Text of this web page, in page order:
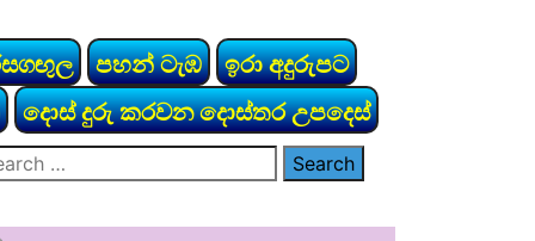
පහන් ටැඹ
ඉරා අදුරුපට
දොස් දුරු කරවන දොස්තර උපදෙස්